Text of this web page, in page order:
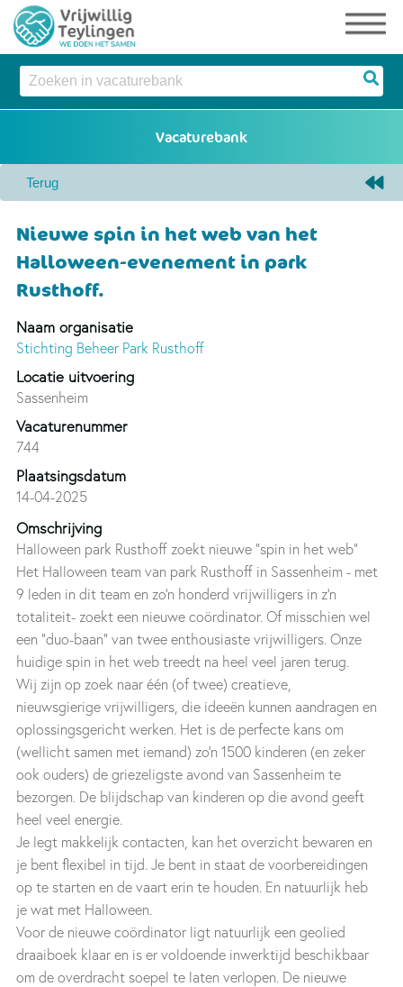
Nieuwe spin in het web van het
Halloween-evenement in park
Rusthoff.
Naam organisatie
Stichting Beheer Park Rusthoff
Locatie uitvoering
Sassenheim
Vacaturenummer
744
Plaatsingsdatum
14-04-2025
Omschrijving
Halloween park Rusthoff zoekt nieuwe “spin in het web”
Het Halloween team van park Rusthoff in Sassenheim - met
9 leden in dit team en zo’n honderd vrijwilligers in z’n
totaliteit- zoekt een nieuwe coördinator. Of misschien wel
een “duo-baan” van twee enthousiaste vrijwilligers. Onze
huidige spin in het web treedt na heel veel jaren terug.
Wij zijn op zoek naar één (of twee) creatieve,
nieuwsgierige vrijwilligers, die ideeën kunnen aandragen en
oplossingsgericht werken. Het is de perfecte kans om
(wellicht samen met iemand) zo’n 1500 kinderen (en zeker
ook ouders) de griezeligste avond van Sassenheim te
bezorgen. De blijdschap van kinderen op die avond geeft
heel veel energie.
Je legt makkelijk contacten, kan het overzicht bewaren en
je bent flexibel in tijd. Je bent in staat de voorbereidingen
op te starten en de vaart erin te houden. En natuurlijk heb
je wat met Halloween.
Voor de nieuwe coördinator ligt natuurlijk een geolied
draaiboek klaar en is er voldoende inwerktijd beschikbaar
om de overdracht soepel te laten verlopen. De nieuwe